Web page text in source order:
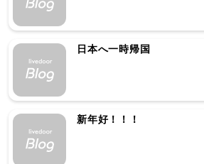
日本へ一時帰国
新年好！！！